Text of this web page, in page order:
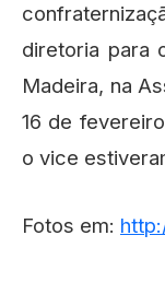
diretoria para
Madeira, na
16 de
o vice
Fotos em: